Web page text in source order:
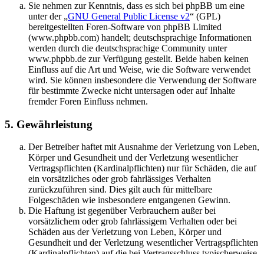
Sie nehmen zur Kenntnis, dass es sich bei phpBB um eine
unter der „GNU General Public License v2“ (GPL)
bereitgestellten Foren-Software von phpBB Limited
(www.phpbb.com) handelt; deutschsprachige Informationen
werden durch die deutschsprachige Community unter
www.phpbb.de zur Verfügung gestellt. Beide haben keinen
Einfluss auf die Art und Weise, wie die Software verwendet
wird. Sie können insbesondere die Verwendung der Software
für bestimmte Zwecke nicht untersagen oder auf Inhalte
fremder Foren Einfluss nehmen.
5. Gewährleistung
Der Betreiber haftet mit Ausnahme der Verletzung von Leben,
Körper und Gesundheit und der Verletzung wesentlicher
Vertragspflichten (Kardinalpflichten) nur für Schäden, die auf
ein vorsätzliches oder grob fahrlässiges Verhalten
zurückzuführen sind. Dies gilt auch für mittelbare
Folgeschäden wie insbesondere entgangenen Gewinn.
Die Haftung ist gegenüber Verbrauchern außer bei
vorsätzlichem oder grob fahrlässigem Verhalten oder bei
Schäden aus der Verletzung von Leben, Körper und
Gesundheit und der Verletzung wesentlicher Vertragspflichten